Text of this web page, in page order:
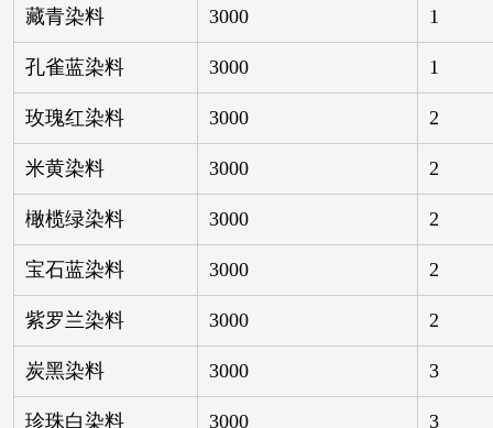
藏青染料 3000 1
孔雀蓝染料 3000 1
玫瑰红染料 3000 2
米黄染料 3000 2
橄榄绿染料 3000 2
宝石蓝染料 3000 2
紫罗兰染料 3000 2
炭黑染料 3000 3
珍珠白染料 3000 3